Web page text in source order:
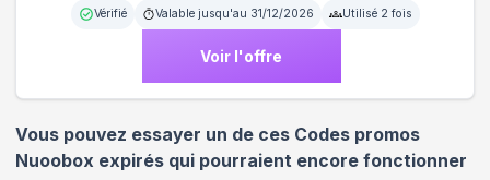
Vérifié Valable jusqu'au 31/12/2026 Utilisé 2 fois
Voir l'offre
Vous pouvez essayer un de ces Codes promos
Nuoobox expirés qui pourraient encore fonctionner